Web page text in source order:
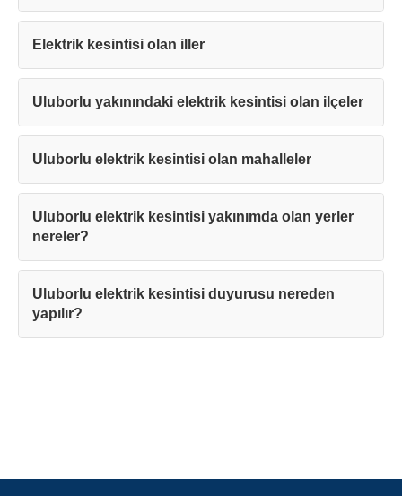
Elektrik kesintisi olan iller
Uluborlu yakınındaki elektrik kesintisi olan ilçeler
Uluborlu elektrik kesintisi olan mahalleler
Uluborlu elektrik kesintisi yakınımda olan yerler
nereler?
Uluborlu elektrik kesintisi duyurusu nereden
yapılır?
sürede sizinle iletişime geçilecektir.
Kapat